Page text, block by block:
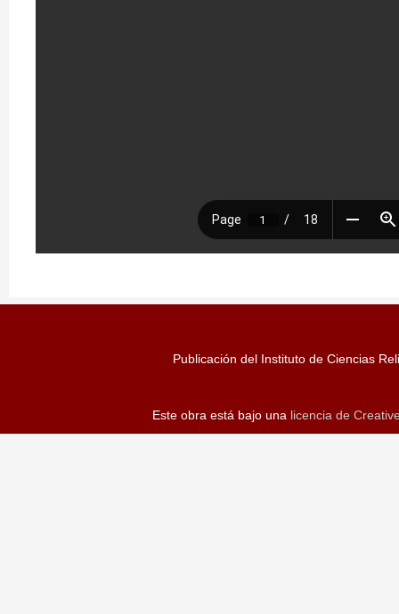
Publicación del Instituto de Ciencias
Este obra está bajo una licencia de